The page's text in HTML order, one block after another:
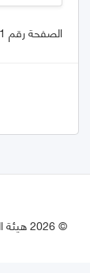
الصفحة رقم 1 من 3 صفحة
©2026 هيئة التقييس لدول مجلس التعاون لدول الخليج العربية